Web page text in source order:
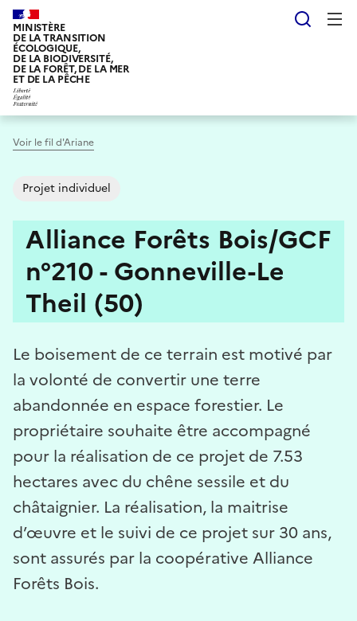
Aller
au
contenu
principal
MINISTÈRE
DE LA TRANSITION
ÉCOLOGIQUE,
DE LA BIODIVERSITÉ,
DE LA FORÊT, DE LA MER
ET DE LA PÊCHE
Voir le fil d'Ariane
Projet individuel
Alliance Forêts Bois/GCF
n°210 - Gonneville-Le
Theil (50)
Le boisement de ce terrain est motivé par
la volonté de convertir une terre
abandonnée en espace forestier. Le
propriétaire souhaite être accompagné
pour la réalisation de ce projet de 7.53
hectares avec du chêne sessile et du
châtaignier. La réalisation, la maitrise
d’œuvre et le suivi de ce projet sur 30 ans,
sont assurés par la coopérative Alliance
Forêts Bois.